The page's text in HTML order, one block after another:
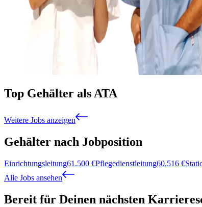
Top Gehälter als ATA
Weitere Jobs anzeigen
Gehälter nach Jobposition
Einrichtungsleitung61.500 €Pflegedienstleitung60.516 €
Alle Jobs ansehen
Bereit für Deinen nächsten